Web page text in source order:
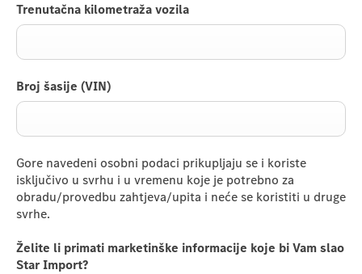
Trenutačna kilometraža vozila
Broj šasije (VIN)
Gore navedeni osobni podaci prikupljaju se i koriste
isključivo u svrhu i u vremenu koje je potrebno za
obradu/provedbu zahtjeva/upita i neće se koristiti u druge
svrhe.
Želite li primati marketinške informacije koje bi Vam slao
Star Import?